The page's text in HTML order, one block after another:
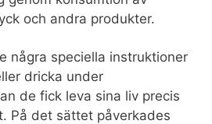
och andra produkter.
några speciella instruktioner
dricka under
de fick leva sina liv precis
På det sättet påverkades